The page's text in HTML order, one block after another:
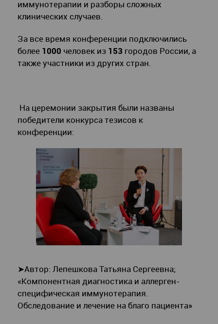
иммунотерапии и разборы сложных
клинических случаев.
За все время конференции подключились
более 1000 человек из 153 городов России, а
также участники из других стран.
На церемонии закрытия были названы
победители конкурса тезисов к
конференции:
➤Автор: Лепешкова Татьяна Сергеевна;
«Компонентная диагностика и аллерген-
специфическая иммунотерапия.
Обследование и лечение на благо пациента»